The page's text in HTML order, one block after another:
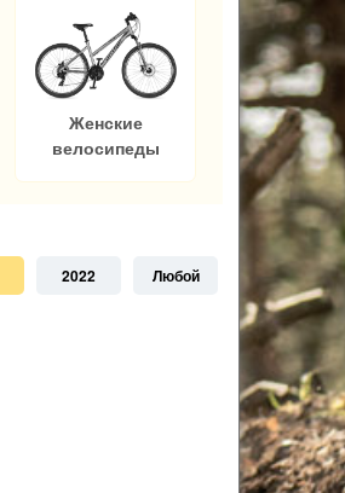
Женские
велосипеды
2022 Любой